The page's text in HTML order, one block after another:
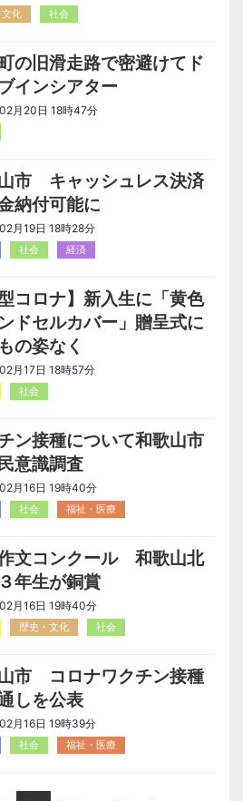
化 社会
の旧滑走路で密避けてド
インシアター
月20日 18時47分
市 キャッシュレス決済
納付可能に
月19日 18時28分
社会 経済
型コロナ】新入生に「黄色
ドセルカバー」贈呈式に
の姿なく
月17日 18時57分
社会
ン接種について和歌山市
意識調査
月16日 19時40分
社会 福祉・医療
文コンクール 和歌山北
年生が銅賞
月16日 19時40分
歴史・文化 社会
市 コロナワクチン接種
しを公表
月16日 19時39分
社会 福祉・医療